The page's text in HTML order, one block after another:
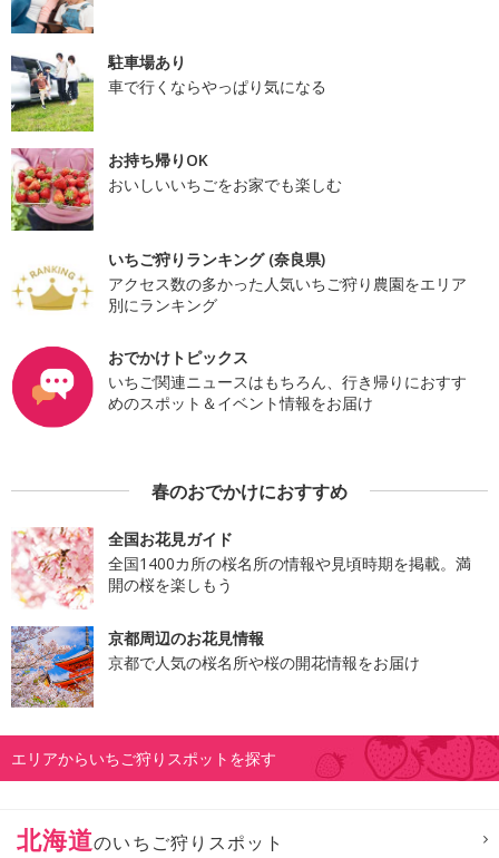
駐車場あり
車で行くならやっぱり気になる
お持ち帰りOK
おいしいいちごをお家でも楽しむ
いちご狩りランキング (奈良県)
アクセス数の多かった人気いちご狩り農園をエリア
別にランキング
おでかけトピックス
いちご関連ニュースはもちろん、行き帰りにおすす
めのスポット＆イベント情報をお届け
春のおでかけにおすすめ
全国お花見ガイド
全国1400カ所の桜名所の情報や見頃時期を掲載。満
開の桜を楽しもう
京都周辺のお花見情報
京都で人気の桜名所や桜の開花情報をお届け
エリアからいちご狩りスポットを探す
北海道のいちご狩りスポット